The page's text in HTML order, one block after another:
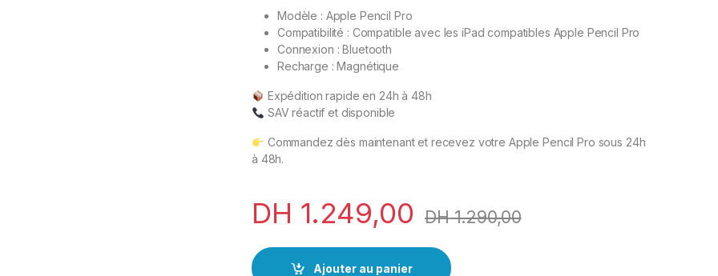
Modèle : Apple Pencil Pro
Compatibilité : Compatible avec les iPad compatibles Apple Pencil Pro
Connexion : Bluetooth
Recharge : Magnétique
Expédition rapide en 24h à 48h
SAV réactif et disponible
Commandez dès maintenant et recevez votre Apple Pencil Pro sous 24h
à 48h.
DH 1.249,00 DH1.290,00
Ajouter au panier